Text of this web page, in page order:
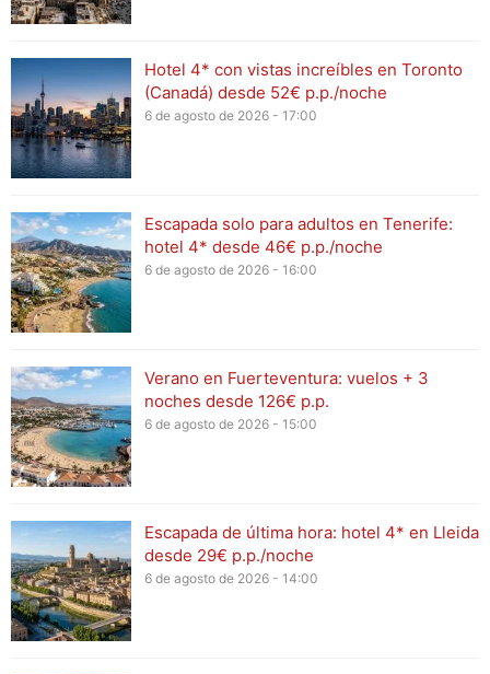
Hotel 4* con vistas increíbles en Toronto
(Canadá) desde 52€ p.p./noche
6 de agosto de 2026 - 17:00
Escapada solo para adultos en Tenerife:
hotel 4* desde 46€ p.p./noche
6 de agosto de 2026 - 16:00
Verano en Fuerteventura: vuelos + 3
noches desde 126€ p.p.
6 de agosto de 2026 - 15:00
Escapada de última hora: hotel 4* en Lleida
desde 29€ p.p./noche
6 de agosto de 2026 - 14:00